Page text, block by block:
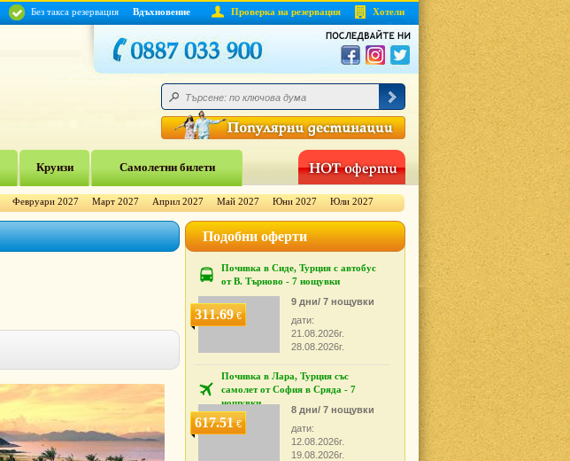
Без такса резервация Вдъхновение Проверка на резервация Хотели
Круизи Самолетни билети
Февруари 2027 Март 2027 Април 2027 Май 2027 Юни 2027 Юли 2027
Подобни оферти
Почивка в Сиде, Турция с автобус
от В. Търново - 7 нощувки
311.69€
9 дни/ 7 нощувки
дати:
21.08.2026г.
28.08.2026г.
Почивка в Лара, Турция със
самолет от София в Сряда - 7
нощувки
617.51€
8 дни/ 7 нощувки
дати:
12.08.2026г.
19.08.2026г.